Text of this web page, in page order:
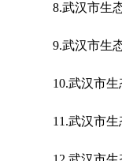
8.武汉市生
9.武汉市生
10.武汉市
11.武汉市